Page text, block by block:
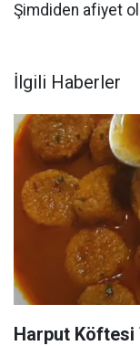
Şimdiden afiyet
İlgili Haberler
Harput Köftesi